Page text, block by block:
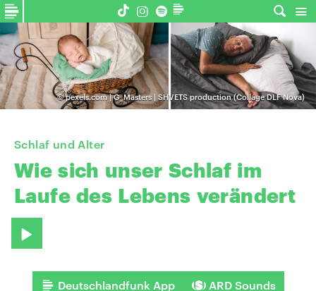
©pexels.com | G_Masters | SHVETS production (Collage DLF Nova)
Schlaf und Alter
Wie sich unser Schlaf im
Laufe des Lebens verändert
Deutschlandfunk App ARD Sounds